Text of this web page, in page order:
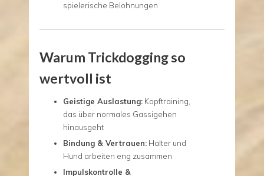
spielerische Belohnungen
Warum Trickdogging so
wertvoll ist
Geistige Auslastung: Kopftraining,
das über normales Gassigehen
hinausgeht
Bindung & Vertrauen: Halter und
Hund arbeiten eng zusammen
Impulskontrolle &